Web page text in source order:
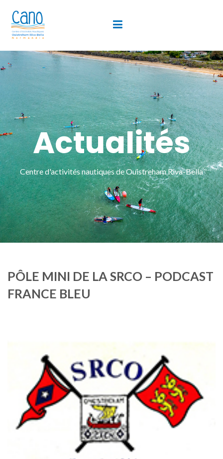
Actualités
Centre d'activités nautiques de Ouistreham Riva-Bella
PÔLE MINI DE LA SRCO – PODCAST
FRANCE BLEU